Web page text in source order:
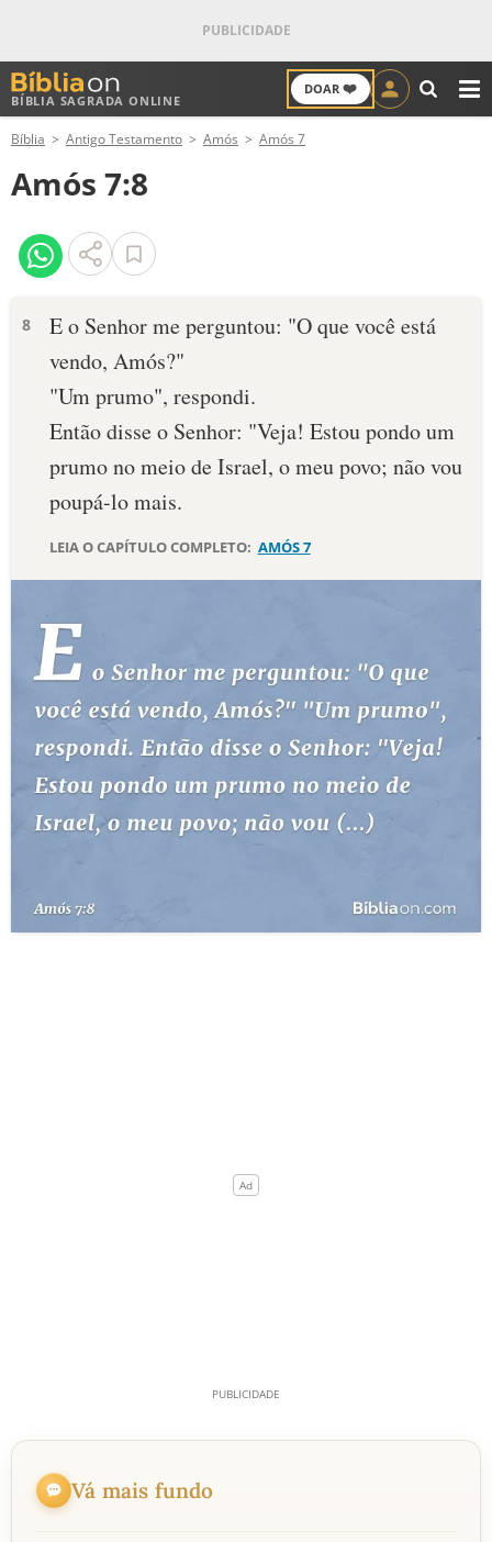
BÍBLIA SAGRADA ONLINE
DOAR ❤️
ANTIGO TESTAMENTO
NOVO TESTAMENTO
VERSÍCULOS
PALAVRA DO DIA
SALMO DO DIA
DEVOCIONAL DIÁRIO
ESBOÇOS DE PREGAÇÃO
TEMAS
PERGUNTE À BÍBLIA IA
TERMO BÍBLICO
Bíblia Antigo Testamento Amós Amós 7
Amós 7:8
8
E o Senhor me perguntou: "O que você está
vendo, Amós?"
"Um prumo", respondi.
Então disse o Senhor: "Veja! Estou pondo um
prumo no meio de Israel, o meu povo; não vou
poupá-lo mais.
LEIA O CAPÍTULO COMPLETO: AMÓS 7
Vá mais fundo